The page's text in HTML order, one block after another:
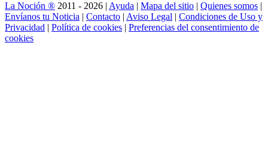
La Noción ® 2011 - 2026 | Ayuda | Mapa del sitio | Quienes somos |
Envíanos tu Noticia | Contacto | Aviso Legal | Condiciones de Uso y
Privacidad | Política de cookies | Preferencias del consentimiento de
cookies